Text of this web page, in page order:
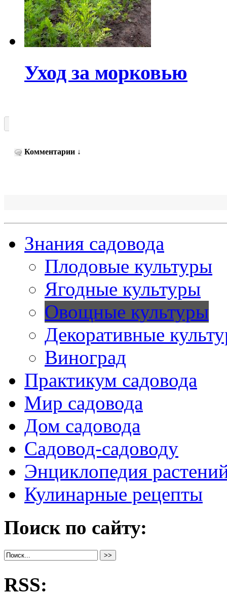
Уход за морковью
Комментарии ↓
Знания садовода
Плодовые культуры
Ягодные культуры
Овощные культуры
Декоративные
Виноград
Практикум садовода
Мир садовода
Дом садовода
Садовод-садоводу
Энциклопедия
Кулинарные рецепты
Поиск по сайту:
RSS: